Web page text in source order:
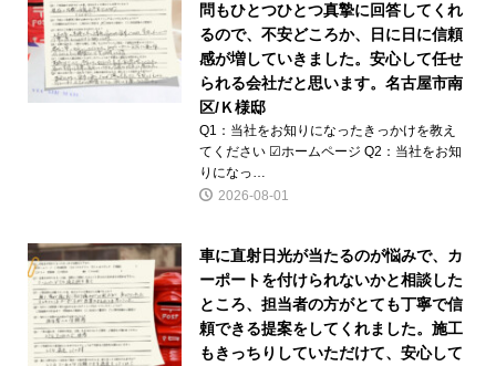
問もひとつひとつ真摯に回答してくれ
るので、不安どころか、日に日に信頼
感が増していきました。安心して任せ
られる会社だと思います。名古屋市南
区/Ｋ様邸
Q1：当社をお知りになったきっかけを教え
てください ☑ホームページ Q2：当社をお知
りになっ…
2026-08-01
車に直射日光が当たるのが悩みで、カ
ーポートを付けられないかと相談した
ところ、担当者の方がとても丁寧で信
頼できる提案をしてくれました。施工
もきっちりしていただけて、安心して